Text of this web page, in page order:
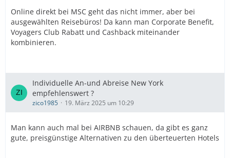
Online direkt bei MSC geht das nicht immer, aber bei
ausgewählten Reisebüros! Da kann man Corporate Benefit,
Voyagers Club Rabatt und Cashback miteinander
kombinieren.
Individuelle An-und Abreise New York
empfehlenswert ?
zico1985 19. März 2025 um 10:29
Man kann auch mal bei AIRBNB schauen, da gibt es ganz
gute, preisgünstige Alternativen zu den überteuerten Hotels